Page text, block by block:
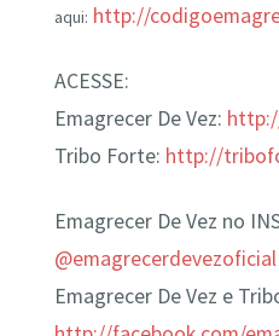
aqui: http://
ACESSE:
Emagrecer De Vez:
Tribo Forte: http://
Emagrecer De Vez no
@emagrecerdevezoficial
Emagrecer De Vez e